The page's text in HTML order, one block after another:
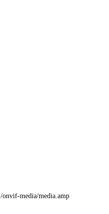
/onvif-media/media.amp